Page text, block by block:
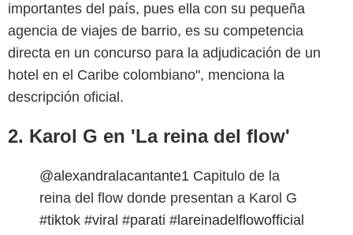
importantes del país, pues ella con su pequeña
agencia de viajes de barrio, es su competencia
directa en un concurso para la adjudicación de un
hotel en el Caribe colombiano", menciona la
descripción oficial.
2. Karol G en 'La reina del flow'
@alexandralacantante1 Capitulo de la
reina del flow donde presentan a Karol G
#tiktok #viral #parati #lareinadelflowofficial